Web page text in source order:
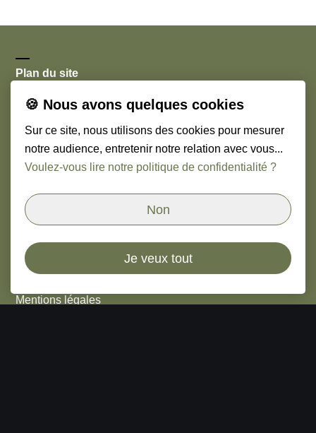
Plan du site
Accueil
Le mot du fondateur
Légal
Cookies
Mentions légales
🍪 Nous avons quelques cookies
Sur ce site, nous utilisons des cookies pour mesurer
notre audience, entretenir notre relation avec vous...
Voulez-vous lire notre politique de confidentialité ?
Non
Je veux tout